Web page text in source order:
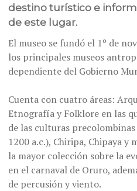
destino turístico e
de este lugar.
El museo se fundó el 1º de
los principales museos
dependiente del Gobierno
Cuenta con cuatro áreas:
Etnografía y Folklore en las
de las culturas
1200 a.c.), Chiripa, Chipaya y
la mayor colección sobre la
en el carnaval de Oruro,
de percusión y viento.